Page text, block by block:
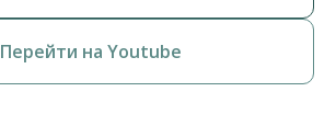
Перейти на Youtube